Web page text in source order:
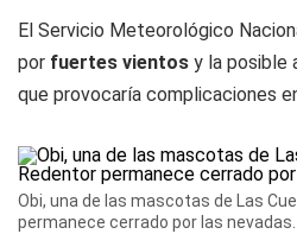
El Servicio Meteorológico
por fuertes vientos y la posible
que provocaría complicaciones
Obi, una de las mascotas de Las
permanece cerrado por las nevadas.